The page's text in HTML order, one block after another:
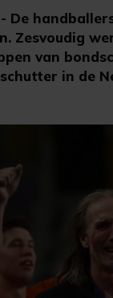
- De
Zesvoudig
van
in de